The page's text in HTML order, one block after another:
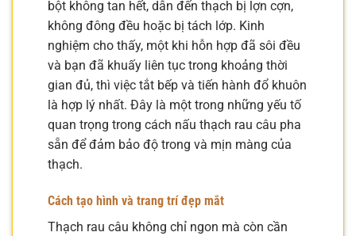
bột không tan hết, dẫn đến thạch bị lợn cợn,
không đông đều hoặc bị tách lớp. Kinh
nghiệm cho thấy, một khi hỗn hợp đã sôi đều
và bạn đã khuấy liên tục trong khoảng thời
gian đủ, thì việc tắt bếp và tiến hành đổ khuôn
là hợp lý nhất. Đây là một trong những yếu tố
quan trọng trong cách nấu thạch rau câu pha
sẵn để đảm bảo độ trong và mịn màng của
thạch.
Cách tạo hình và trang trí đẹp mắt
Thạch rau câu không chỉ ngon mà còn cần